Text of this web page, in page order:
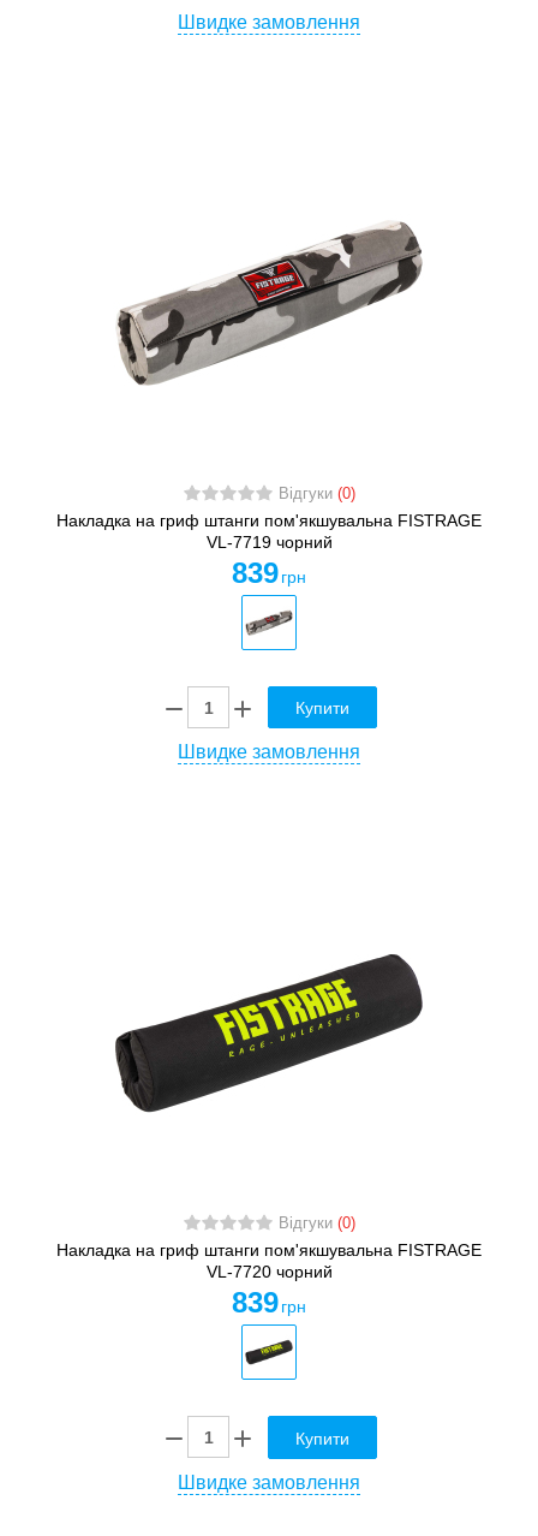
Швидке замовлення
Відгуки (0)
Накладка на гриф штанги пом'якшувальна FISTRAGE
VL-7719 чорний
839 грн
Купити
Швидке замовлення
Відгуки (0)
Накладка на гриф штанги пом'якшувальна FISTRAGE
VL-7720 чорний
839 грн
Купити
Швидке замовлення